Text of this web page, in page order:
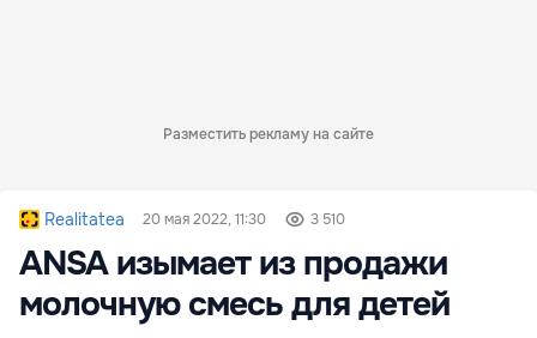
Разместить рекламу на сайте
Realitatea 20 мая 2022, 11:30 3 510
ANSA изымает из продажи
молочную смесь для детей